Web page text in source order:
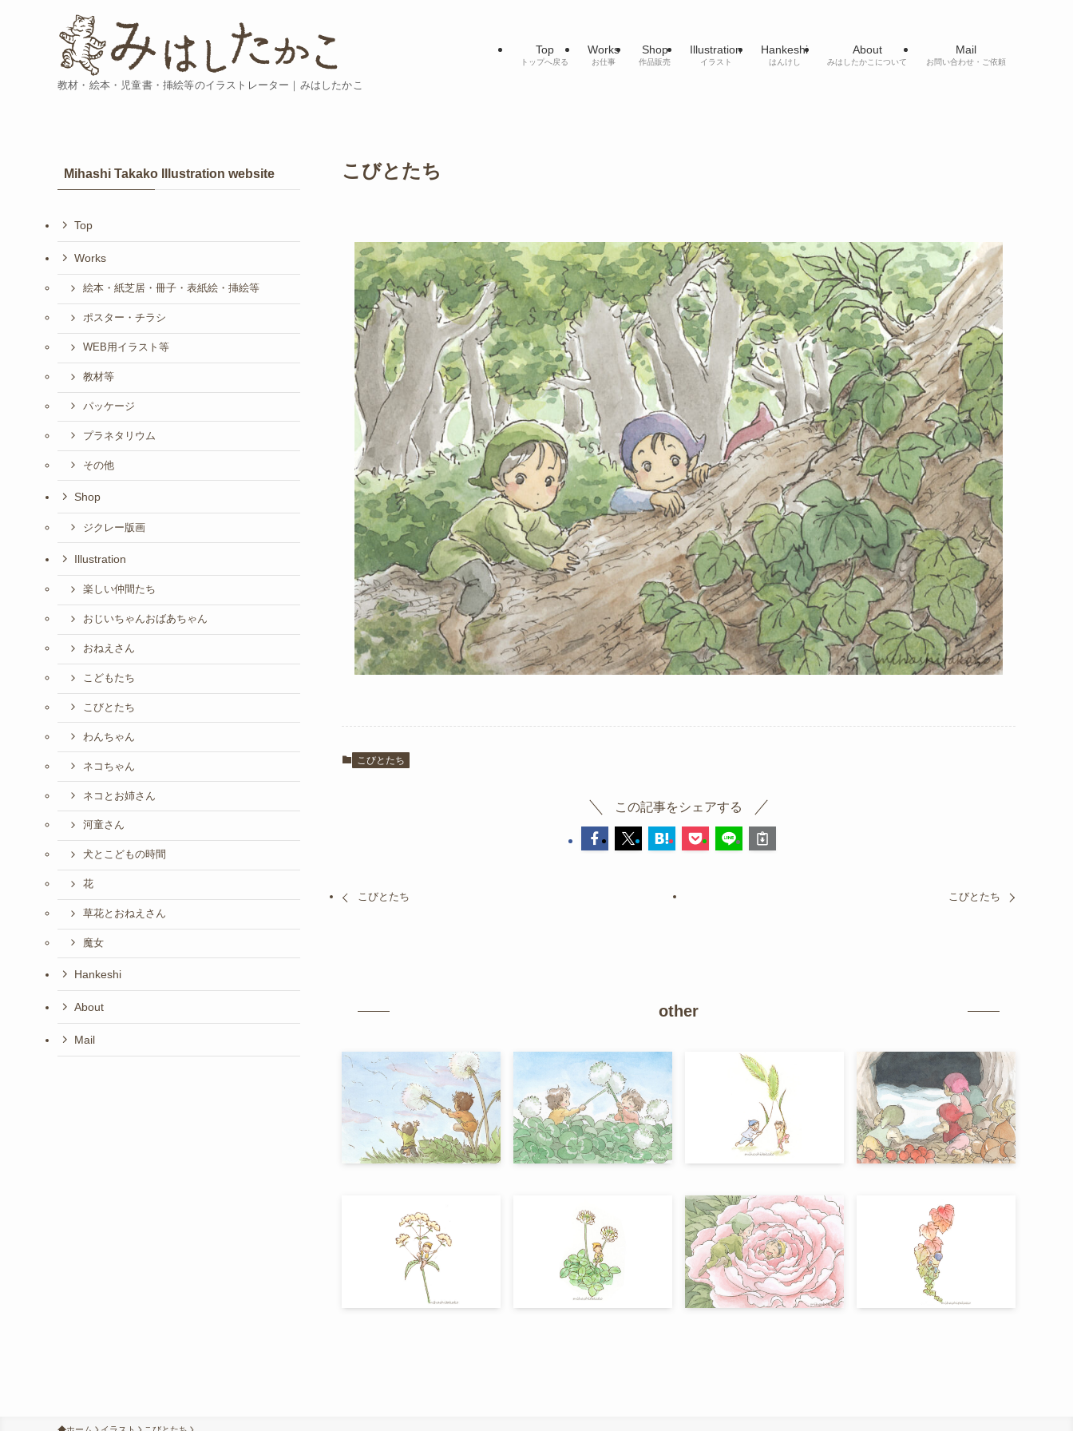
教材・絵本・児童書・挿絵等のイラストレーター｜みはしたかこ
Top
トップへ戻る
Works
お仕事
Shop
作品販売
Illustration
イラスト
Hankeshi
はんけし
About
みはしたかこについて
Mail
お問い合わせ・ご依頼
こびとたち
こびとたち
この記事をシェアする
こびとたち こびとたち
other
Mihashi Takako Illustration website
Top
Works
絵本・紙芝居・冊子・表紙絵・挿絵等
ポスター・チラシ
WEB用イラスト等
教材等
パッケージ
プラネタリウム
その他
Shop
ジクレー版画
Illustration
楽しい仲間たち
おじいちゃんおばあちゃん
おねえさん
こどもたち
こびとたち
わんちゃん
ネコちゃん
ネコとお姉さん
河童さん
犬とこどもの時間
花
草花とおねえさん
魔女
Hankeshi
About
Mail